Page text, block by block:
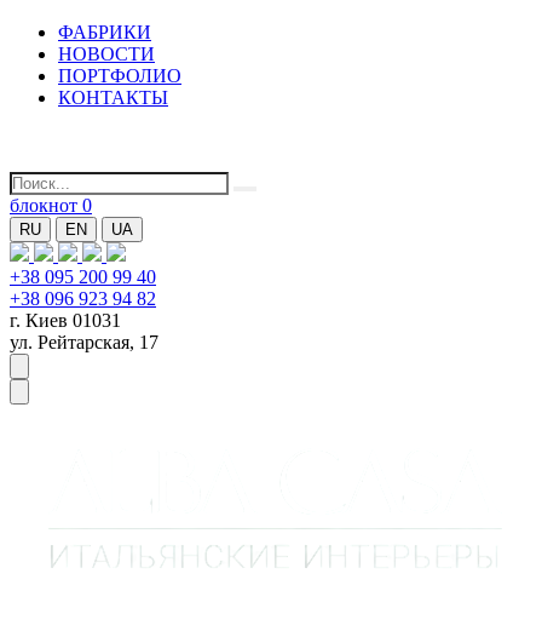
ФАБРИКИ
НОВОСТИ
ПОРТФОЛИО
КОНТАКТЫ
блокнот 0
RU EN UA
+38 095 200 99 40
+38 096 923 94 82
г. Киев 01031
ул. Рейтарская, 17